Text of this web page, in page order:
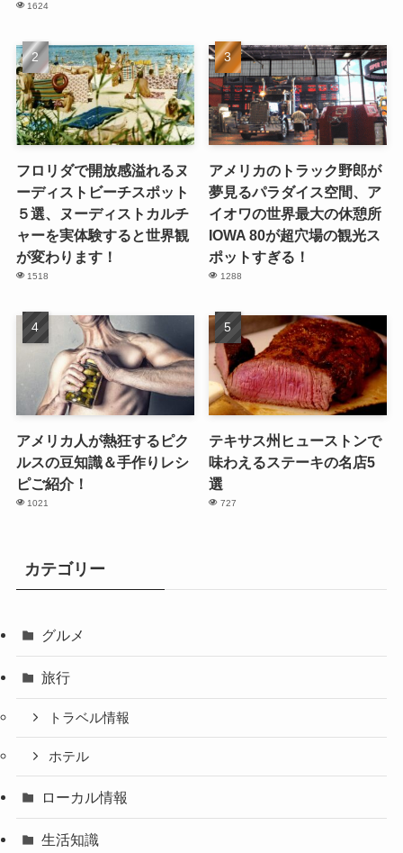
1624
フロリダで開放感溢れるヌ
ーディストビーチスポット
５選、ヌーディストカルチ
ャーを実体験すると世界観
が変わります！
1518
アメリカのトラック野郎が
夢見るパラダイス空間、ア
イオワの世界最大の休憩所
IOWA 80が超穴場の観光ス
ポットすぎる！
1288
アメリカ人が熱狂するピク
ルスの豆知識＆手作りレシ
ピご紹介！
1021
テキサス州ヒューストンで
味わえるステーキの名店5
選
727
カテゴリー
グルメ
旅行
トラベル情報
ホテル
ローカル情報
生活知識